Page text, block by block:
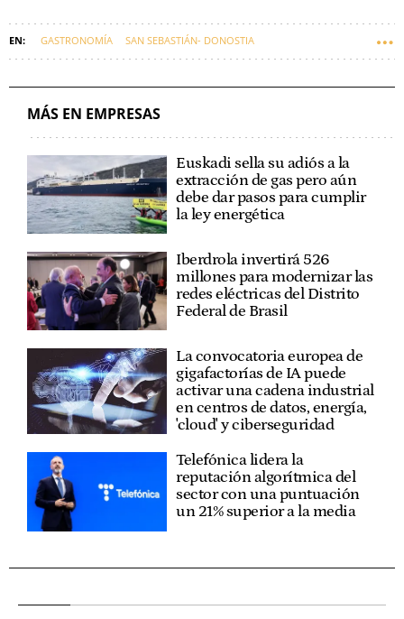
GASTRONOMÍA SAN SEBASTIÁN- DONOSTIA
MÁS EN EMPRESAS
Euskadi sella su adiós a la
extracción de gas pero aún
debe dar pasos para cumplir
la ley energética
Iberdrola invertirá 526
millones para modernizar las
redes eléctricas del Distrito
Federal de Brasil
La convocatoria europea de
gigafactorías de IA puede
activar una cadena industrial
en centros de datos, energía,
'cloud' y ciberseguridad
Telefónica lidera la
reputación algorítmica del
sector con una puntuación
un 21% superior a la media